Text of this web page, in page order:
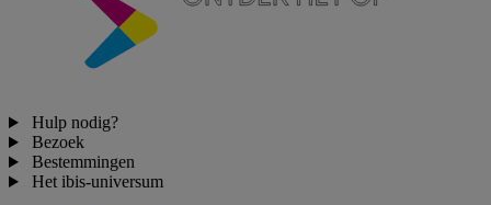
Hulp nodig?
Bezoek
Bestemmingen
Het ibis-universum